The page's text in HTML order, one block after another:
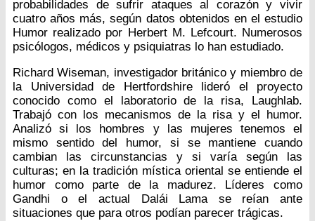
probabilidades de sufrir ataques al corazón y vivir
cuatro años más, según datos obtenidos en el estudio
Humor realizado por Herbert M. Lefcourt. Numerosos
psicólogos, médicos y psiquiatras lo han estudiado.
Richard Wiseman, investigador británico y miembro de
la Universidad de Hertfordshire lideró el proyecto
conocido como el laboratorio de la risa, Laughlab.
Trabajó con los mecanismos de la risa y el humor.
Analizó si los hombres y las mujeres tenemos el
mismo sentido del humor, si se mantiene cuando
cambian las circunstancias y si varía según las
culturas; en la tradición mística oriental se entiende el
humor como parte de la madurez. Líderes como
Gandhi o el actual Dalái Lama se reían ante
situaciones que para otros podían parecer trágicas.